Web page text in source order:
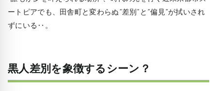
ートピアでも、田舎町と変わらぬ”差別”と”偏見”が拭いされ
ずにいる‥。
黒人差別を象徴するシーン？